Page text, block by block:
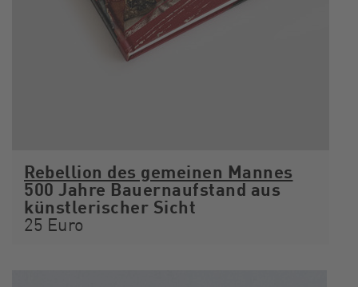
Rebellion des gemeinen Mannes
500 Jahre Bauernaufstand aus
künstlerischer Sicht
25 Euro